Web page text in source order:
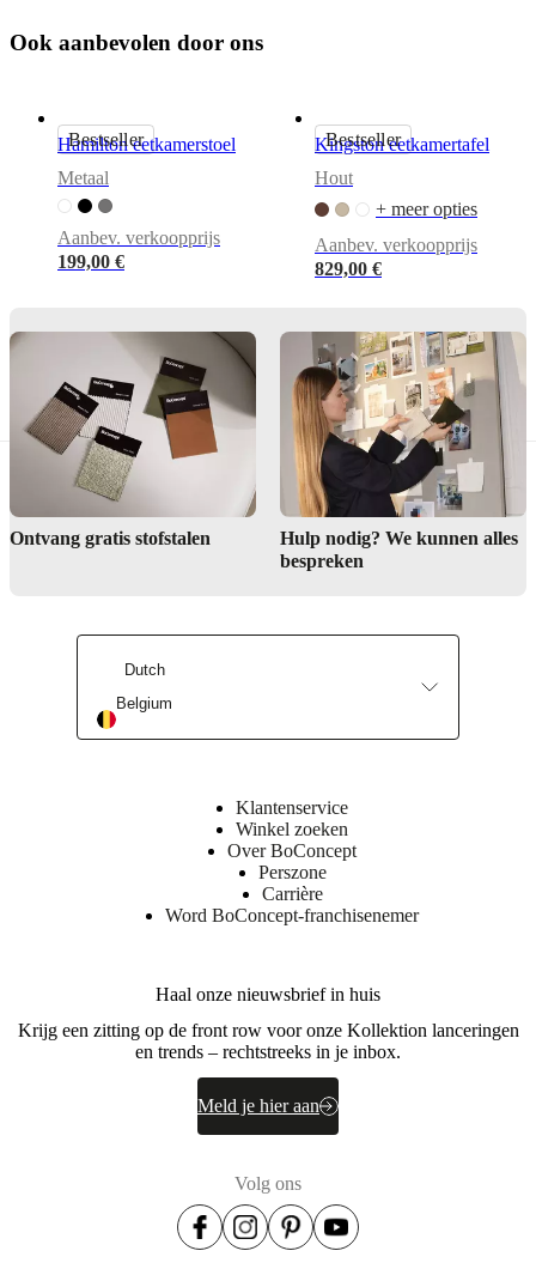
gelakt
Fabriksvej
6870
Ølgod
Meer
Artikelnummer 4020708D1740136
Ook aanbevolen door ons
Bestseller
Hamilton eetkamerstoel
Metaal
Aanbev. verkoopprijs
199,00 €
Bestseller
Kingston eetkamertafel
Hout
+ meer opties
Aanbev. verkoopprijs
829,00 €
Ontvang gratis stofstalen
Hulp nodig? We kunnen alles
bespreken
Dutch
Belgium
Klantenservice
Winkel zoeken
Over BoConcept
Perszone
Carrière
Word BoConcept-franchisenemer
Haal onze nieuwsbrief in huis
Krijg een zitting op de front row voor onze Kollektion lanceringen
en trends – rechtstreeks in je inbox.
Meld je hier aan
Volg ons